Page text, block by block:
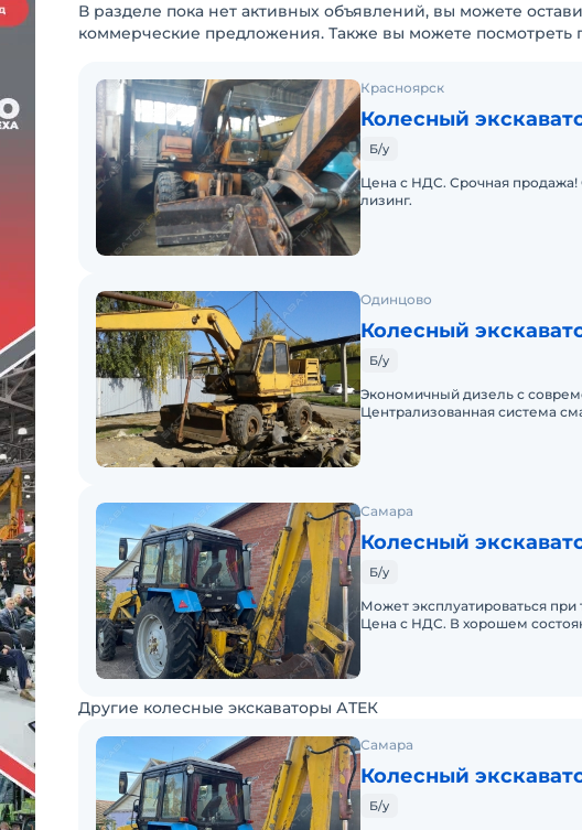
В разделе пока нет активных объявлений, вы можете
коммерческие предложения. Также вы можете посмотреть
Красноярск
Колесный
Б/у
Цена с НДС. Срочная продажа!
лизинг.
Одинцово
Колесный
Б/у
Экономичный дизель с
Централизованная система
Самара
Колесный
Б/у
Может эксплуатироваться
Цена с НДС. В хорошем
Другие колесные экскаваторы АТЕК
Самара
Колесный
Б/у